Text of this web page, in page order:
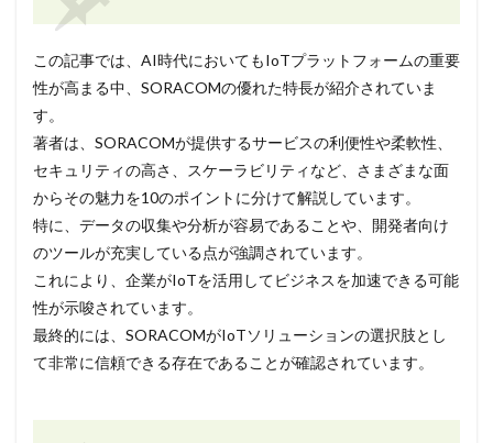
この記事では、AI時代においてもIoTプラットフォームの重要
性が高まる中、SORACOMの優れた特長が紹介されていま
す。
著者は、SORACOMが提供するサービスの利便性や柔軟性、
セキュリティの高さ、スケーラビリティなど、さまざまな面
からその魅力を10のポイントに分けて解説しています。
特に、データの収集や分析が容易であることや、開発者向け
のツールが充実している点が強調されています。
これにより、企業がIoTを活用してビジネスを加速できる可能
性が示唆されています。
最終的には、SORACOMがIoTソリューションの選択肢とし
て非常に信頼できる存在であることが確認されています。